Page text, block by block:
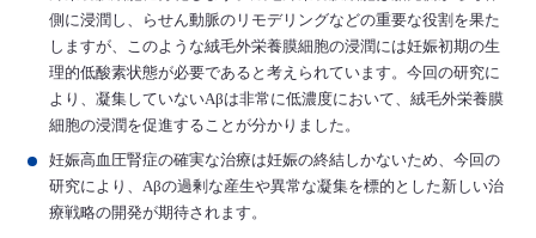
側に浸潤し、らせん動脈のリモデリングなどの重要な役割を果た
しますが、このような絨毛外栄養膜細胞の浸潤には妊娠初期の生
理的低酸素状態が必要であると考えられています。今回の研究に
より、凝集していないAβは非常に低濃度において、絨毛外栄養膜
細胞の浸潤を促進することが分かりました。
妊娠高血圧腎症の確実な治療は妊娠の終結しかないため、今回の
研究により、Aβの過剰な産生や異常な凝集を標的とした新しい治
療戦略の開発が期待されます。